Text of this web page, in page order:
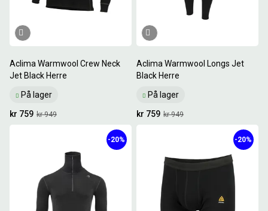
Aclima Warmwool Crew Neck
Jet Black Herre
På lager
kr 949
kr 759
Aclima Warmwool Longs Jet
Black Herre
På lager
kr 949
kr 759
-20% -20%